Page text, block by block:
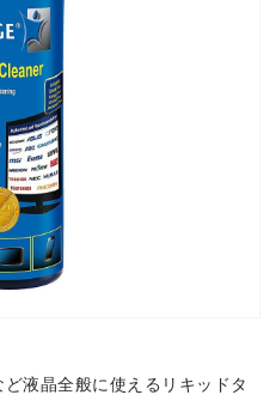
液晶全般に使えるリキッドタ